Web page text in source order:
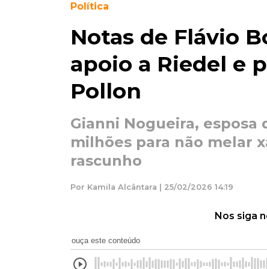
Política
Notas de Flávio
apoio a Riedel e
Pollon
Gianni Nogueira,
milhões para não melar
rascunho
Por Kamila Alcântara | 25/02/2026 14:19
Nos siga
ouça este conteúdo